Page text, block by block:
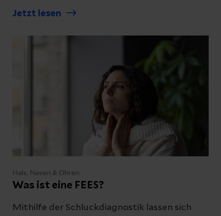
schonende Behandlungsmethoden.
Jetzt lesen
Hals, Nasen & Ohren
Was ist eine FEES?
Mithilfe der Schluckdiagnostik lassen sich